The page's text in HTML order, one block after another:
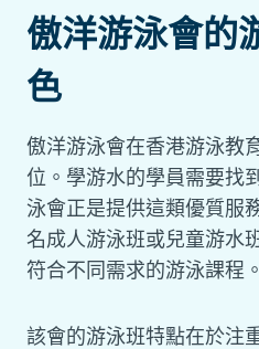
傲洋游泳會的
色
傲洋游泳會在香港游泳教
位。學游水的學員需要找
泳會正是提供這類優質服
名成人游泳班或兒童游水
符合不同需求的游泳課程。
該會的游泳班特點在於注